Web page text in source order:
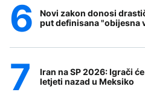
Novi zakon donosi
put definisana "obijesna
Iran na SP 2026: Igrači
letjeti nazad u Meksiko